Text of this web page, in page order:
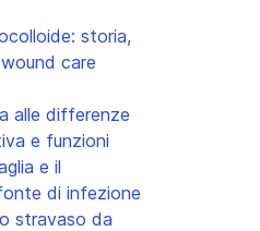
storia,
care
alle differenze
e funzioni
e il
di infezione
stravaso da